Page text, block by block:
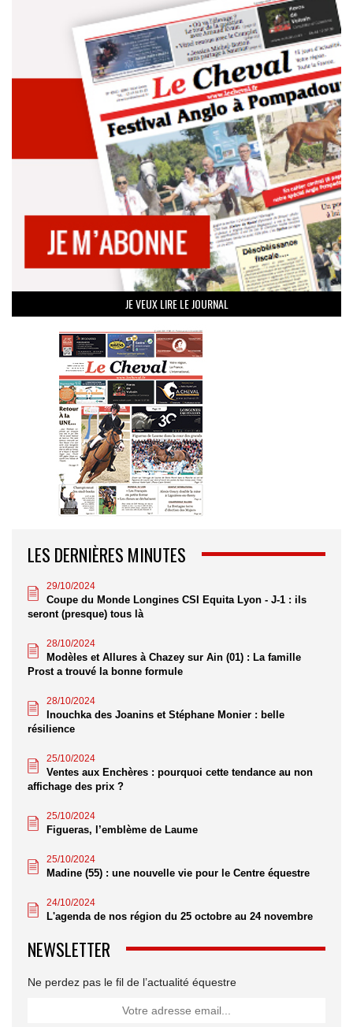
JE VEUX LIRE LE JOURNAL
LES DERNIÈRES MINUTES
29/10/2024
Coupe du Monde Longines CSI Equita Lyon - J-1 : ils
seront (presque) tous là
28/10/2024
Modèles et Allures à Chazey sur Ain (01) : La famille
Prost a trouvé la bonne formule
28/10/2024
Inouchka des Joanins et Stéphane Monier : belle
résilience
25/10/2024
Ventes aux Enchères : pourquoi cette tendance au non
affichage des prix ?
25/10/2024
Figueras, l’emblème de Laume
25/10/2024
Madine (55) : une nouvelle vie pour le Centre équestre
24/10/2024
L'agenda de nos région du 25 octobre au 24 novembre
NEWSLETTER
Ne perdez pas le fil de l’actualité équestre